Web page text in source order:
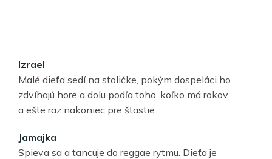
Izrael
Malé dieťa sedí na stoličke, pokým dospeláci ho
zdvíhajú hore a dolu podľa toho, koľko má rokov
a ešte raz nakoniec pre šťastie.
Jamajka
Spieva sa a tancuje do reggae rytmu. Dieťa je